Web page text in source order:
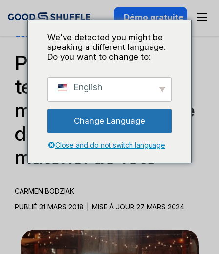
Démo gratuite
Connaissance Du Secteur
Principales
tendances en
matière d'inventaire
de location de
matériel de fête
CARMEN BODZIAK
PUBLIÉ 31 MARS 2018
MISE À JOUR 27 MARS 2024
We've detected you might be
speaking a different language.
Do you want to change to:
English
Change Language
Close and do not switch language